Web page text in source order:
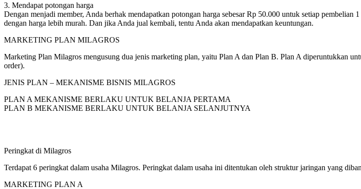
3. Mendapat potongan harga
Dengan menjadi member, Anda berhak mendapatkan potongan harga sebesar Rp 50.000 untuk setiap
dengan harga lebih murah. Dan jika Anda jual kembali, tentu Anda akan mendapatkan keuntungan.
MARKETING PLAN MILAGROS
Marketing Plan Milagros mengusung dua jenis marketing plan, yaitu Plan A dan Plan B. Plan A diperuntukkan
order).
JENIS PLAN – MEKANISME BISNIS MILAGROS
PLAN A MEKANISME BERLAKU UNTUK BELANJA PERTAMA
PLAN B MEKANISME BERLAKU UNTUK BELANJA SELANJUTNYA
Peringkat di Milagros
Terdapat 6 peringkat dalam usaha Milagros. Peringkat dalam usaha ini ditentukan oleh struktur jaringan yang
MARKETING PLAN A